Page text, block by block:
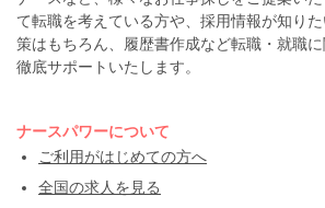
て転職を考えている方や、採用情報が知り
策はもちろん、履歴書作成など転職・就職
徹底サポートいたします。
ナースパワーについて
ご利用がはじめての方へ
全国の求人を見る